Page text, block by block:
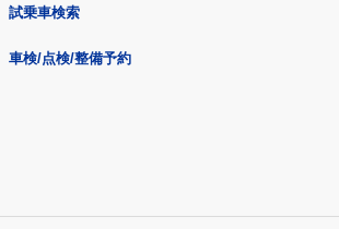
試乗車検索
車検/点検/整備予約